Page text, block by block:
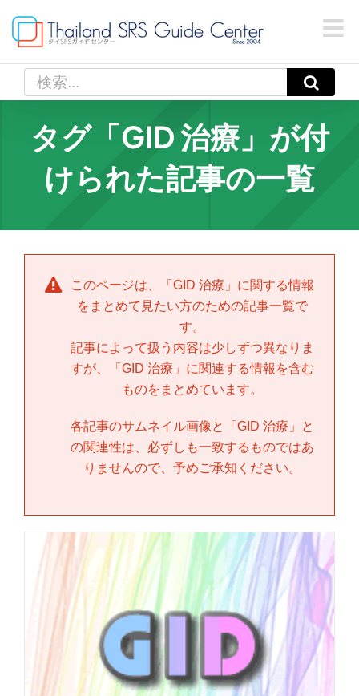
content
索
タグ「GID 治療」が付
けられた記事の一覧
このページは、「 GID 治療 」に関する情報
をまとめて見たい方のための記事一覧で
す。
記事によって扱う内容は少しずつ異なりま
すが、「 GID 治療 」に関連する情報を含む
ものをまとめています。
各記事のサムネイル画像と「 GID 治療 」と
の関連性は、必ずしも一致するものではあ
りませんので、予めご承知ください。